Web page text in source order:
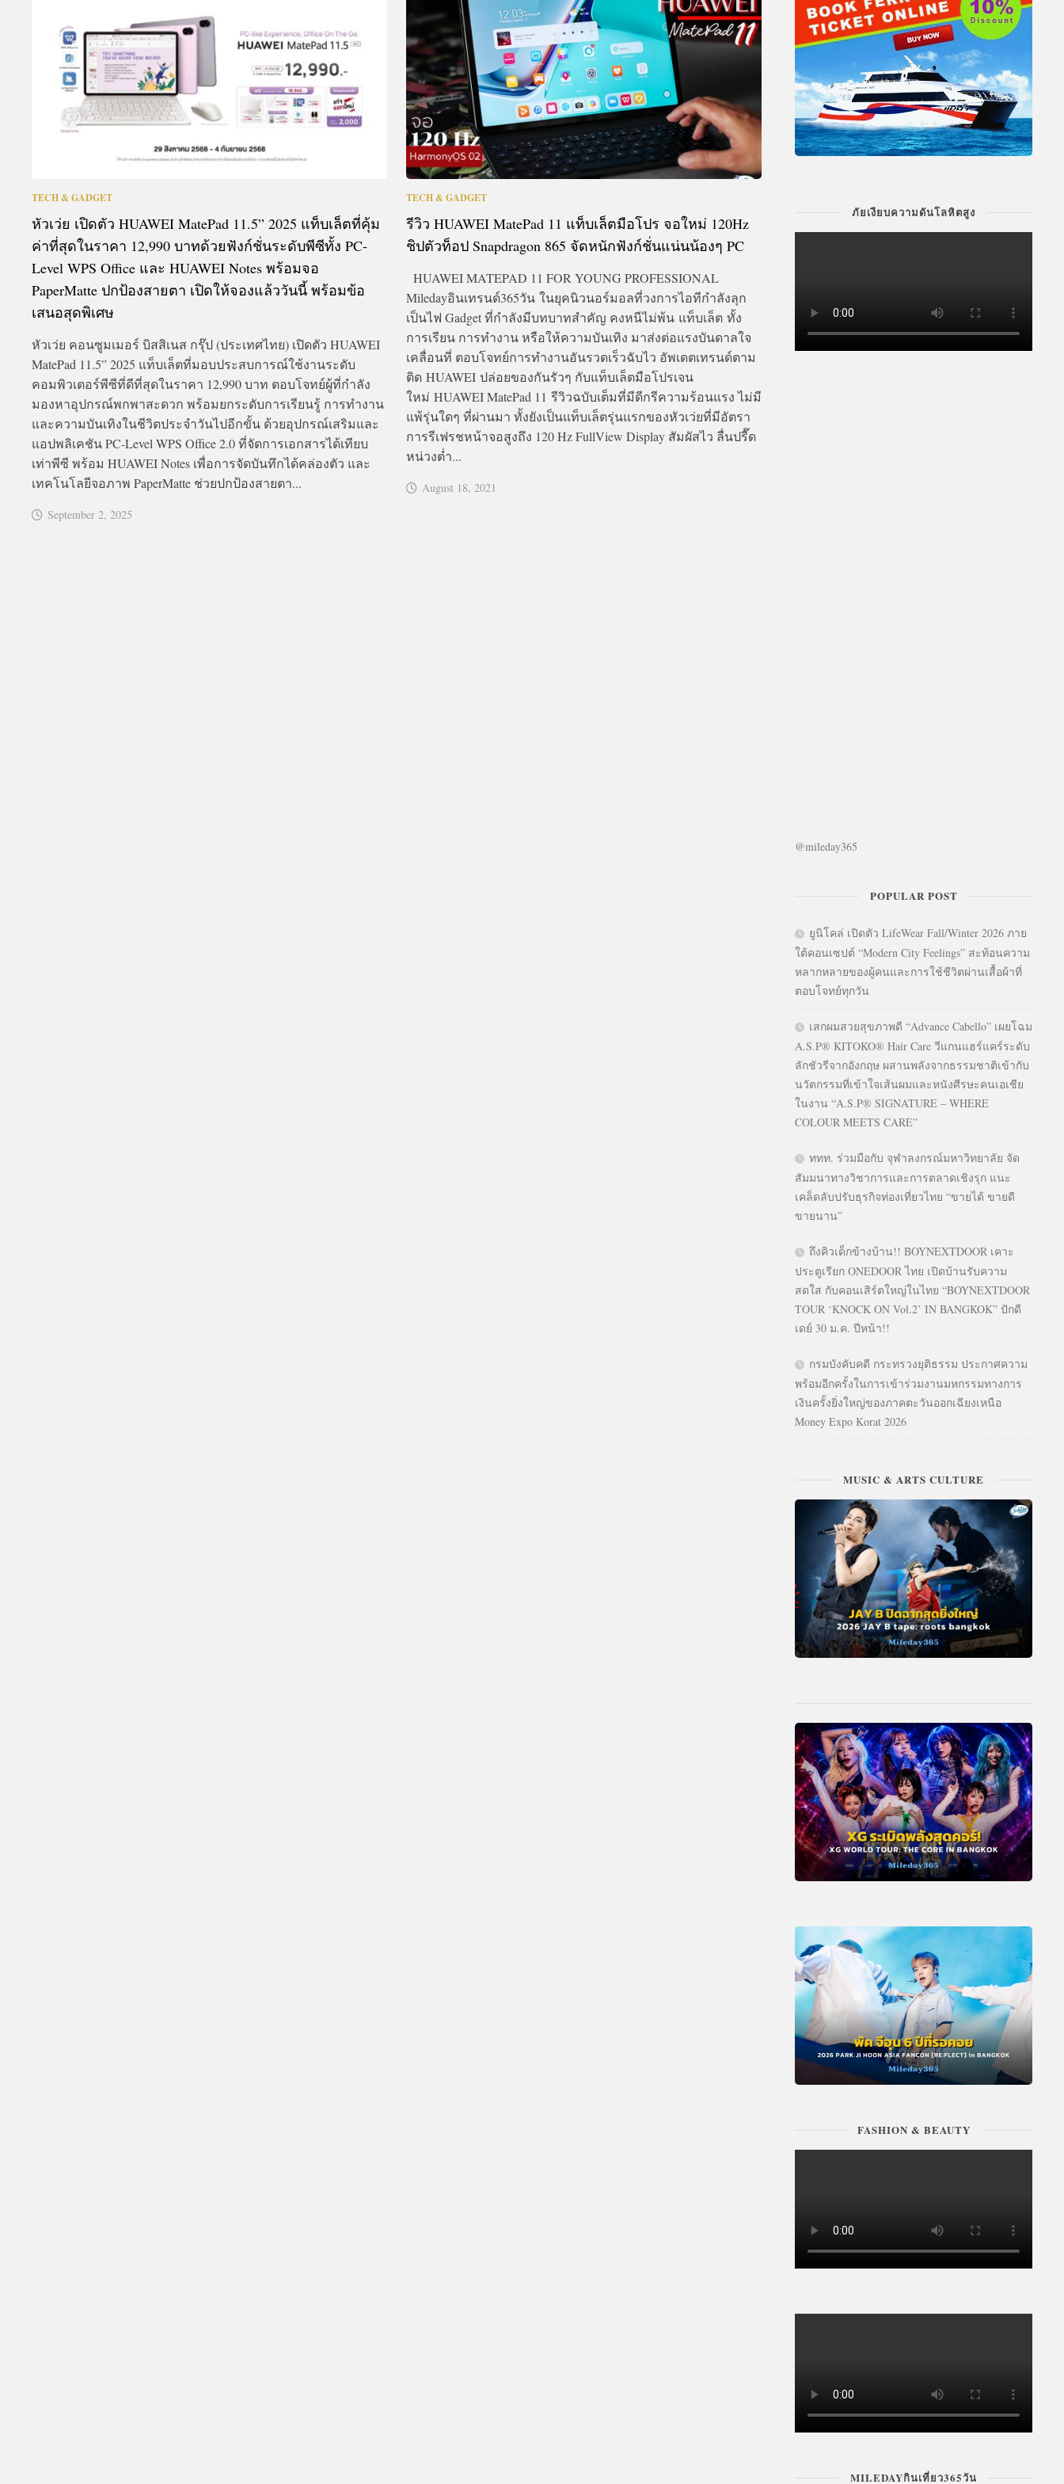
&
DEAL
TECH & GADGET
หัวเว่ย เปิดตัว HUAWEI MatePad 11.5” 2025 แท็บเล็ตที่คุ้ม
ค่าที่สุดในราคา 12,990 บาทด้วยฟังก์ชั่นระดับพีซีทั้ง PC-
Level WPS Office และ HUAWEI Notes พร้อมจอ
PaperMatte ปกป้องสายตา เปิดให้จองแล้ววันนี้ พร้อมข้อ
เสนอสุดพิเศษ
หัวเว่ย คอนซูมเมอร์ บิสสิเนส กรุ๊ป (ประเทศไทย) เปิดตัว HUAWEI
MatePad 11.5” 2025 แท็บเล็ตที่มอบประสบการณ์ใช้งานระดับ
คอมพิวเตอร์พีซีที่ดีที่สุดในราคา 12,990 บาท ตอบโจทย์ผู้ที่กำลัง
มองหาอุปกรณ์พกพาสะดวก พร้อมยกระดับการเรียนรู้ การทำงาน
และความบันเทิงในชีวิตประจำวันไปอีกขั้น ด้วยอุปกรณ์เสริมและ
แอปพลิเคชัน PC-Level WPS Office 2.0 ที่จัดการเอกสารได้เทียบ
เท่าพีซี พร้อม HUAWEI Notes เพื่อการจัดบันทึกได้คล่องตัว และ
เทคโนโลยีจอภาพ PaperMatte ช่วยปกป้องสายตา...
September 2, 2025
TECH & GADGET
รีวิว HUAWEI MatePad 11 แท็บเล็ตมือโปร จอใหม่ 120Hz
ชิปตัวท็อป Snapdragon 865 จัดหนักฟังก์ชั่นแน่นน้องๆ PC
HUAWEI MATEPAD 11 FOR YOUNG PROFESSIONAL
Miledayอินเทรนด์365วัน ในยุคนิวนอร์มอลที่วงการไอทีกำลังลุก
เป็นไฟ Gadget ที่กำลังมีบทบาทสำคัญ คงหนีไม่พ้น แท็บเล็ต ทั้ง
การเรียน การทำงาน หรือให้ความบันเทิง มาส่งต่อแรงบันดาลใจ
เคลื่อนที่ ตอบโจทย์การทำงานอันรวดเร็วฉับไว อัพเดตเทรนด์ตาม
ติด HUAWEI ปล่อยของกันรัวๆ กับแท็บเล็ตมือโปรเจน
ใหม่ HUAWEI MatePad 11 รีวิวฉบับเต็มที่มีดีกรีความร้อนแรง ไม่มี
แพ้รุ่นใดๆ ที่ผ่านมา ทั้งยังเป็นแท็บเล็ตรุ่นแรกของหัวเว่ยที่มีอัตรา
การรีเฟรชหน้าจอสูงถึง 120 Hz FullView Display สัมผัสไว ลื่นปรื๊ด
หน่วงต่ำ...
August 18, 2021
ภัยเงียบความดันโลหิตสูง
@mileday365
POPULAR POST
ยูนิโคล่ เปิดตัว LifeWear Fall/Winter 2026 ภาย
ใต้คอนเซปต์ “Modern City Feelings” สะท้อนความ
หลากหลายของผู้คนและการใช้ชีวิตผ่านเสื้อผ้าที่
ตอบโจทย์ทุกวัน
เสกผมสวยสุขภาพดี “Advance Cabello” เผยโฉม
A.S.P® KITOKO® Hair Care วีแกนแฮร์แคร์ระดับ
ลักชัวรีจากอังกฤษ ผสานพลังจากธรรมชาติเข้ากับ
นวัตกรรมที่เข้าใจเส้นผมและหนังศีรษะคนเอเชีย
ในงาน “A.S.P® SIGNATURE – WHERE
COLOUR MEETS CARE”
ททท. ร่วมมือกับ จุฬาลงกรณ์มหาวิทยาลัย จัด
สัมมนาทางวิชาการและการตลาดเชิงรุก แนะ
เคล็ดลับปรับธุรกิจท่องเที่ยวไทย “ขายได้ ขายดี
ขายนาน”
ถึงคิวเด็กข้างบ้าน!! BOYNEXTDOOR เคาะ
ประตูเรียก ONEDOOR ไทย เปิดบ้านรับความ
สดใส กับคอนเสิร์ตใหญ่ในไทย “BOYNEXTDOOR
TOUR ‘KNOCK ON Vol.2’ IN BANGKOK” ปักดี
เดย์ 30 ม.ค. ปีหน้า!!
กรมบังคับคดี กระทรวงยุติธรรม ประกาศความ
พร้อมอีกครั้งในการเข้าร่วมงานมหกรรมทางการ
เงินครั้งยิ่งใหญ่ของภาคตะวันออกเฉียงเหนือ
Money Expo Korat 2026
MUSIC & ARTS CULTURE
FASHION & BEAUTY
MILEDAYกินเที่ยว365วัน